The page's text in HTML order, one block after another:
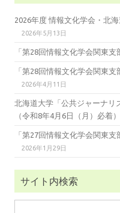
2026年度 情報文化学会・北
2026年5月13日
「第28回情報文化学会関東
「第28回情報文化学会関東
2026年4月11日
北海道大学「公共ジャーナリ
（令和8年4月6日（月）必着）
「第27回情報文化学会関東
2026年1月29日
サイト内検索